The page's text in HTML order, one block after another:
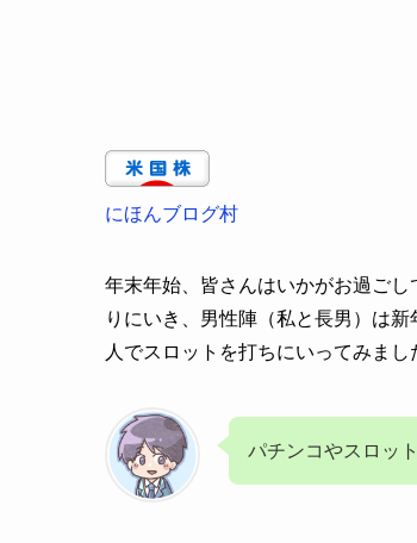
にほんブログ村
年末年始、皆さんはいかがお過ご
りにいき、男性陣（私と長男）は
人でスロットを打ちにいってみまし
パチンコやスロッ